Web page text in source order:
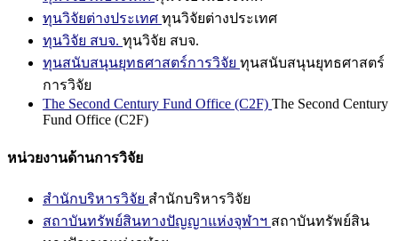
ทุนวิจัยต่างประเทศ ทุนวิจัยต่างประเทศ
ทุนวิจัย สบจ. ทุนวิจัย สบจ.
ทุนสนับสนุนยุทธศาสตร์การวิจัย ทุนสนับสนุนยุทธศาสตร์
การวิจัย
The Second Century Fund Office (C2F) The Second Century
Fund Office (C2F)
หน่วยงานด้านการวิจัย
สำนักบริหารวิจัย สำนักบริหารวิจัย
สถาบันทรัพย์สินทางปัญญาแห่งจุฬาฯ สถาบันทรัพย์สิน